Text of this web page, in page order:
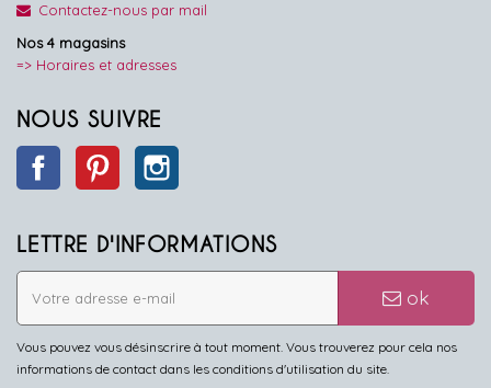
Contactez-nous par mail
Nos 4 magasins
=> Horaires et adresses
NOUS SUIVRE
Facebook Pinterest
LETTRE D'INFORMATIONS
ok
Vous pouvez vous désinscrire à tout moment. Vous trouverez pour cela nos
informations de contact dans les conditions d'utilisation du site.